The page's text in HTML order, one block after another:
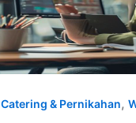
Catering & Pernikahan,